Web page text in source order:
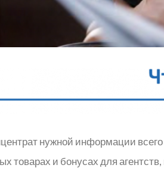
нужной информации
товарах и бонусах для